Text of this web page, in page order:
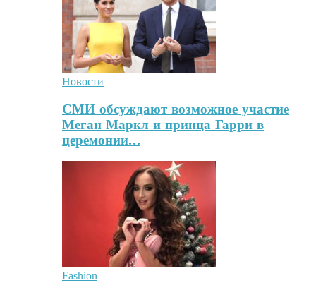
Новости
СМИ обсуждают возможное участие
Меган Маркл и принца Гарри в
церемонии…
Fashion